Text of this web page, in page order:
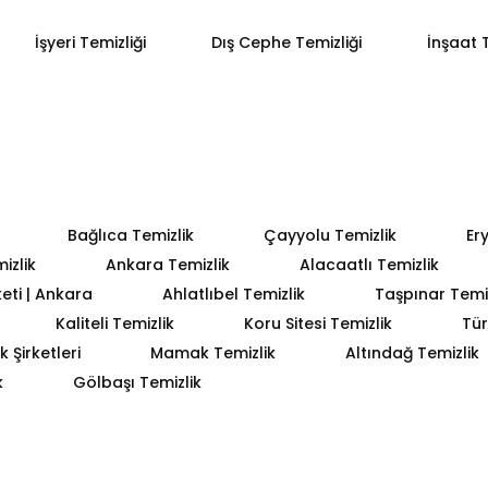
İşyeri Temizliği Dış Cephe Temizliği İnşaat
Bağlıca Temizlik Çayyolu Temizlik
Ankara Temizlik
Alacaatlı Temizlik
| Ankara
Ahlatlıbel Temizlik
Taşpınar
Kaliteli Temizlik
Koru Sitesi Temizlik
Şirketleri
Mamak Temizlik
Altındağ Temizlik
Gölbaşı Temizlik